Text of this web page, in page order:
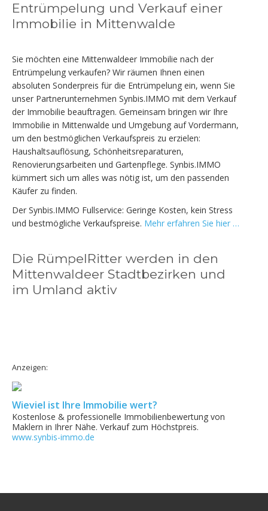
Entrümpelung und Verkauf einer
Immobilie in Mittenwalde
Sie möchten eine Mittenwaldeer Immobilie nach der
Entrümpelung verkaufen? Wir räumen Ihnen einen
absoluten Sonderpreis für die Entrümpelung ein, wenn Sie
unser Partnerunternehmen Synbis.IMMO mit dem Verkauf
der Immobilie beauftragen. Gemeinsam bringen wir Ihre
Immobilie in Mittenwalde und Umgebung auf Vordermann,
um den bestmöglichen Verkaufspreis zu erzielen:
Haushaltsauflösung, Schönheitsreparaturen,
Renovierungsarbeiten und Gartenpflege. Synbis.IMMO
kümmert sich um alles was nötig ist, um den passenden
Käufer zu finden.
Der Synbis.IMMO Fullservice: Geringe Kosten, kein Stress
und bestmögliche Verkaufspreise. Mehr erfahren Sie hier …
Die RümpelRitter werden in den
Mittenwaldeer Stadtbezirken und
im Umland aktiv
Anzeigen:
Wieviel ist Ihre Immobilie wert?
Kostenlose & professionelle Immobilienbewertung von
Maklern in Ihrer Nähe. Verkauf zum Höchstpreis.
www.synbis-immo.de